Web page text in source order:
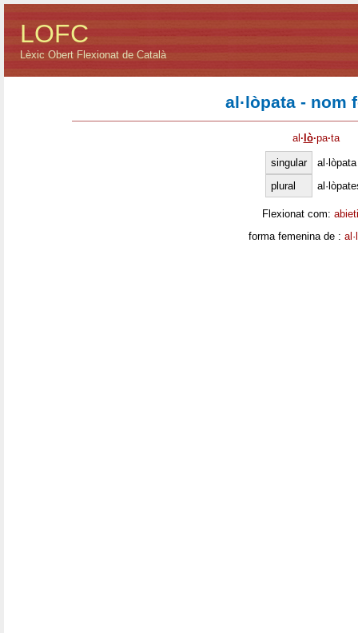
LOFC
Lèxic Obert Flexionat de Català
al·lòpata - nom
al· lò·pa·ta
singular
al·lòpata
plural
Flexionat com:
forma femenina de :